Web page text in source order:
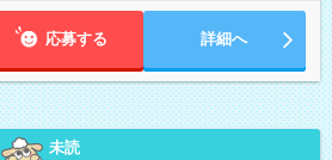
応募する 詳細へ
未読